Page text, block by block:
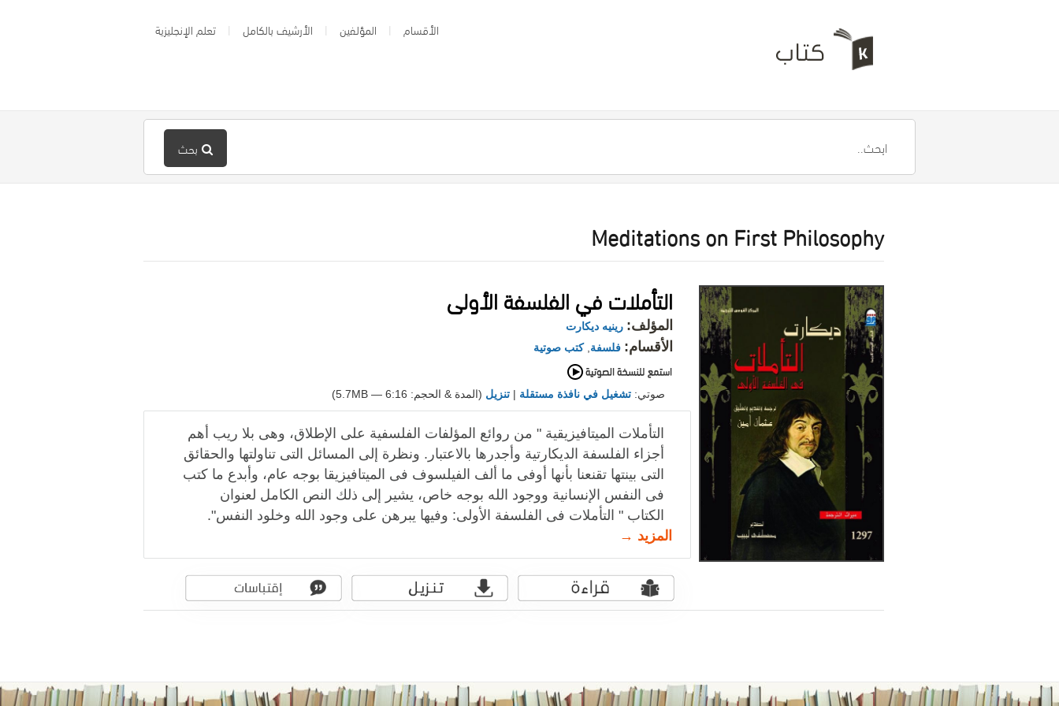
الأقسام المؤلفين الأرشيف بالكامل تعلم الإنجليزية
بحث
Meditations on First Philosophy
التأملات في الفلسفة الأولى
المؤلف: رينيه ديكارت
الأقسام: فلسفة ,كتب صوتية
صوتي: تشغيل في نافذة مستقلة | تنزيل (المدة & الحجم: 6:16 — 5.7MB)
التأملات الميتافيزيقية " من روائع المؤلفات الفلسفية على الإطلاق، وهى بلا ريب أهم
أجزاء الفلسفة الديكارتية وأجدرها بالاعتبار. ونظرة إلى المسائل التى تناولتها والحقائق
التى بينتها تقنعنا بأنها أوفى ما ألف الفيلسوف فى الميتافيزيقا بوجه عام، وأبدع ما كتب
فى النفس الإنسانية ووجود الله بوجه خاص، يشير إلى ذلك النص الكامل لعنوان
الكتاب " التأملات فى الفلسفة الأولى: وفيها يبرهن على وجود الله وخلود النفس".
المزيد →